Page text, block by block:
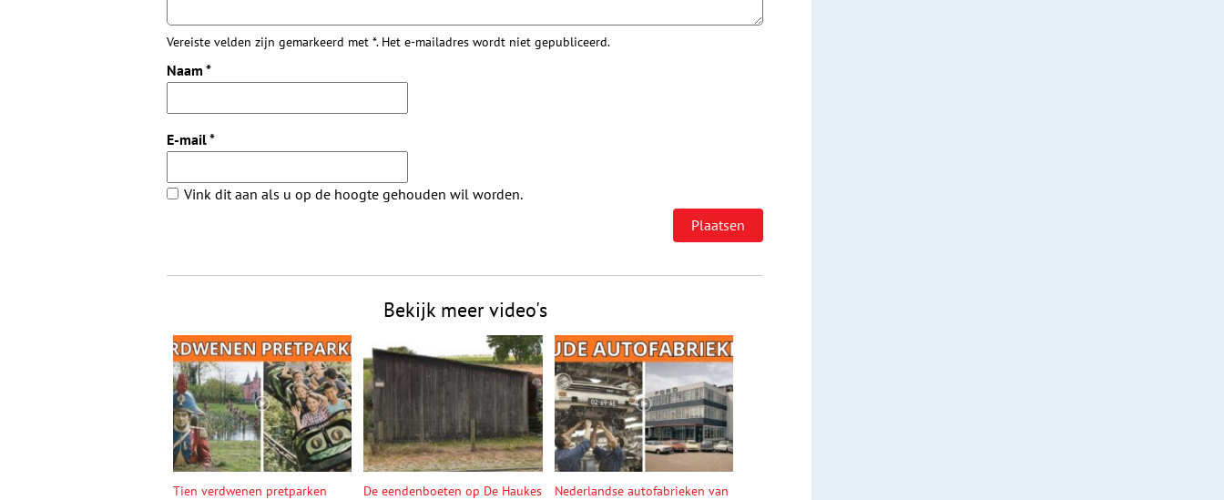
Vereiste velden zijn gemarkeerd met *. Het e-mailadres wordt niet gepubliceerd.
Naam *
E-mail*
Vink dit aan als u op de hoogte gehouden wil worden.
Bekijk meer video's
Tien verdwenen pretparken De eendenboeten op De Haukes
Nederlandse autofabrieken van